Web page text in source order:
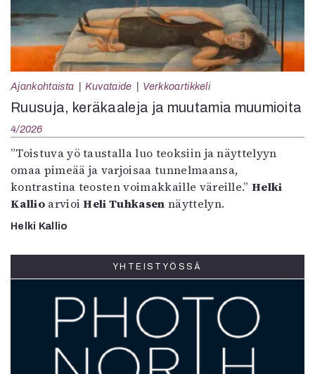
Ajankohtaista Kuvataide Verkkoartikkeli
Ruusuja, keräkaaleja ja muutamia muumioita
4/2026
”Toistuva yö taustalla luo teoksiin ja näyttelyyn
omaa pimeää ja varjoisaa tunnelmaansa,
kontrastina teosten voimakkaille väreille.”Helki
KallioarvioiHeli Tuhkasen näyttelyn.
Helki Kallio
YHTEISTYÖSSÄ